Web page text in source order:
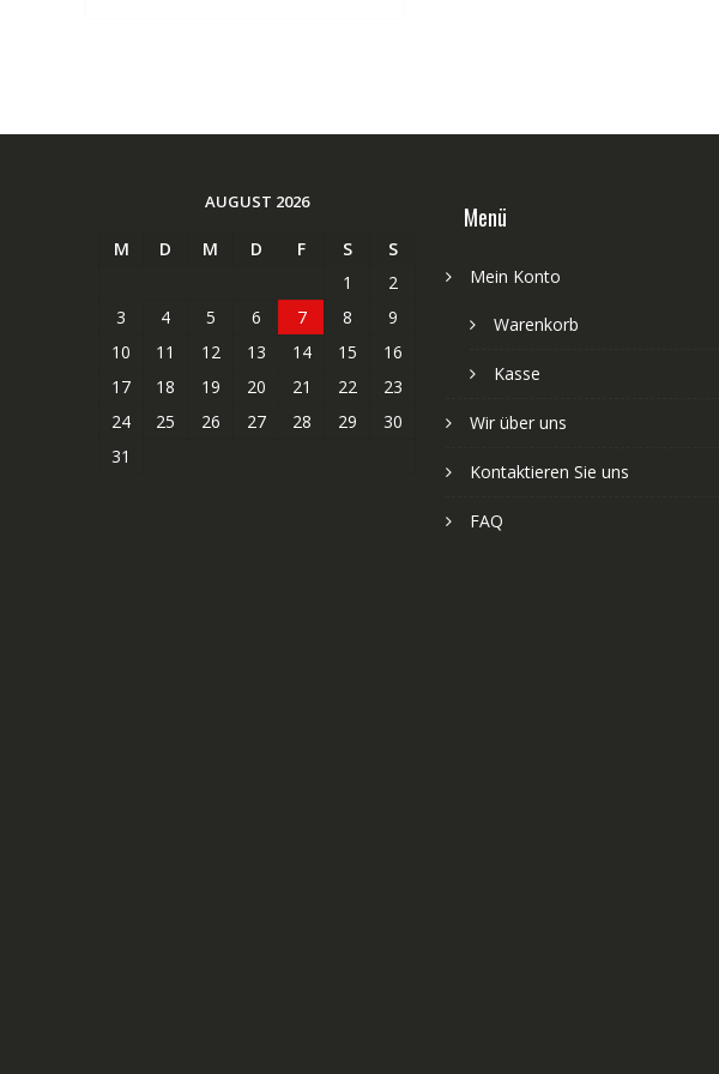
AUGUST 2026
M D M D F S
S
1
2
3
4 5 6 7 8
9
10
11 12 13 14 15
16
17
18 19 20 21 22
23
24
25 26 27 28 29
30
31
Menü
Mein Konto
Warenkorb
Kasse
Wir über uns
Kontaktieren Sie uns
FAQ